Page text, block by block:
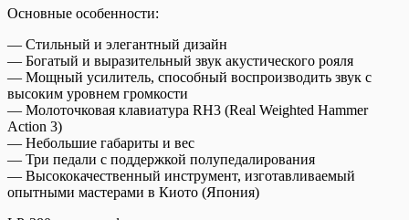
Основные особенности:
— Стильный и элегантный дизайн
— Богатый и выразительный звук акустического рояля
— Мощный усилитель, способный воспроизводить звук с
высоким уровнем громкости
— Молоточковая клавиатура RH3 (Real Weighted Hammer
Action 3)
— Небольшие габариты и вес
— Три педали с поддержкой полупедалирования
— Высококачественный инструмент, изготавливаемый
опытными мастерами в Киото (Япония)